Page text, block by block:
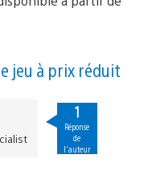
jeu à prix réduit
1
Réponse
de
l'auteur